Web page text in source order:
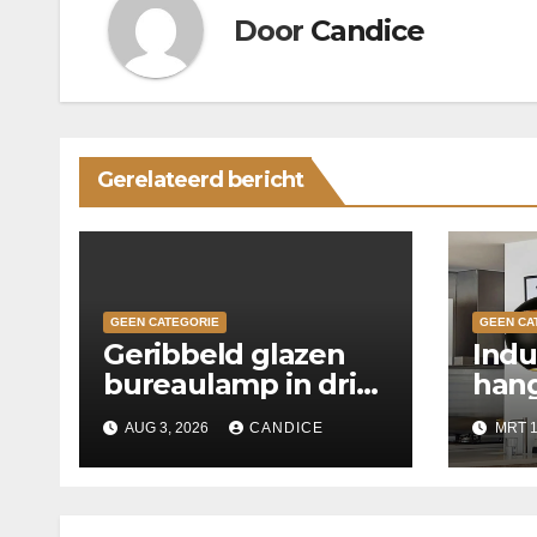
Door Candice
Gerelateerd bericht
GEEN CATEGORIE
Geribbeld glazen
bureaulamp in drie
kleuren
AUG 3, 2026 CANDICE
GEEN
MRT